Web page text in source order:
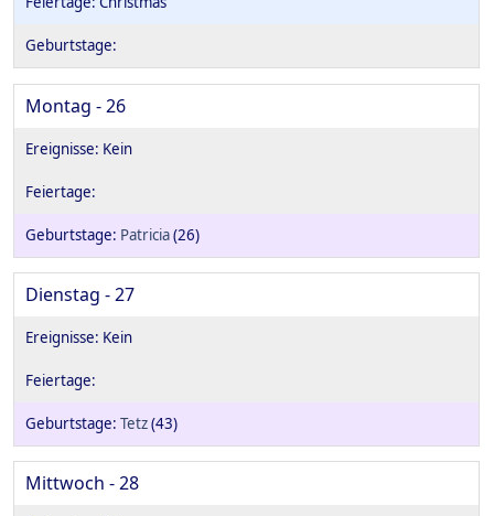
Montag - 26
Patricia(26)
Dienstag - 27
Tetz(43)
Mittwoch - 28